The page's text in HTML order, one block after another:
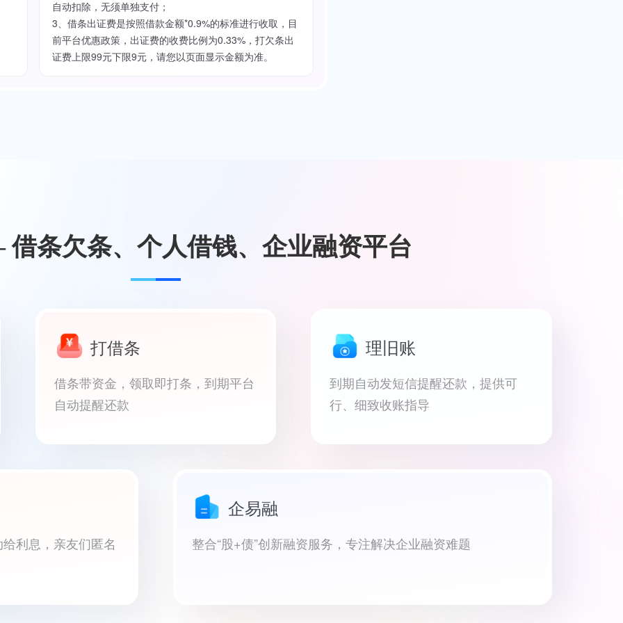
自动扣除，无须单独支付；
3、借条出证费是按照借款金额*0.9%的标准进行收取，目
前平台优惠政策，出证费的收费比例为0.33%，打欠条出
证费上限99元下限9元，请您以页面显示金额为准。
条欠条、个人借钱、企业融资平台
打借条
借条带资金，领取即打条，到期平台
自动提醒还款
理旧账
到期自动发短信提醒还款，提供可
行、细致收账指导
利息，亲友们匿名
企易融
整合“股+债”创新融资服务，专注解决企业融资难题